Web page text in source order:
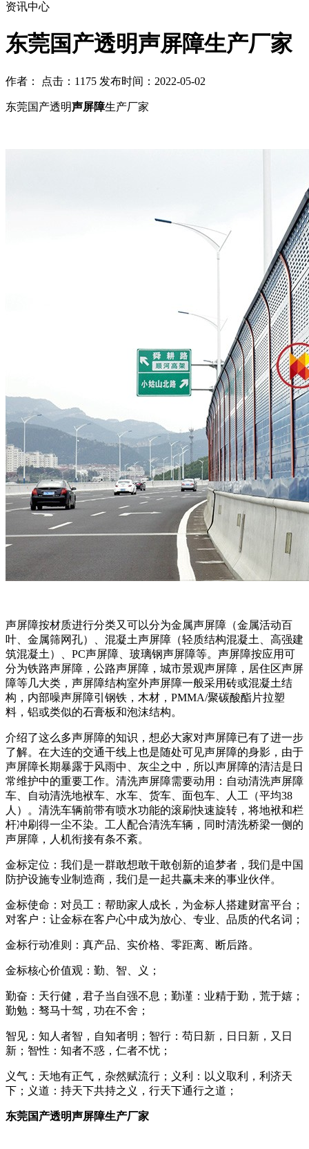
资讯中心
东莞国产透明声屏障生产厂家
作者： 点击：1175 发布时间：2022-05-02
东莞国产透明声屏障生产厂家
声屏障按材质进行分类又可以分为金属声屏障（金属活动百
叶、金属筛网孔）、混凝土声屏障（轻质结构混凝土、高强建
筑混凝土）、PC声屏障、玻璃钢声屏障等。声屏障按应用可
分为铁路声屏障，公路声屏障，城市景观声屏障，居住区声屏
障等几大类，声屏障结构室外声屏障一般采用砖或混凝土结
构，内部噪声屏障引钢铁，木材，PMMA/聚碳酸酯片拉塑
料，铝或类似的石膏板和泡沫结构。
介绍了这么多声屏障的知识，想必大家对声屏障已有了进一步
了解。在大连的交通干线上也是随处可见声屏障的身影，由于
声屏障长期暴露于风雨中、灰尘之中，所以声屏障的清洁是日
常维护中的重要工作。清洗声屏障需要动用：自动清洗声屏障
车、自动清洗地袱车、水车、货车、面包车、人工（平均38
人）。清洗车辆前带有喷水功能的滚刷快速旋转，将地袱和栏
杆冲刷得一尘不染。工人配合清洗车辆，同时清洗桥梁一侧的
声屏障，人机衔接有条不紊。
金标定位：我们是一群敢想敢干敢创新的追梦者，我们是中国
防护设施专业制造商，我们是一起共赢未来的事业伙伴。
金标使命：对员工：帮助家人成长，为金标人搭建财富平台；
对客户：让金标在客户心中成为放心、专业、品质的代名词；
金标行动准则：真产品、实价格、零距离、断后路。
金标核心价值观：勤、智、义；
勤奋：天行健，君子当自强不息；勤谨：业精于勤，荒于嬉；
勤勉：驽马十驾，功在不舍；
智见：知人者智，自知者明；智行：苟日新，日日新，又日
新；智性：知者不惑，仁者不忧；
义气：天地有正气，杂然赋流行；义利：以义取利，利济天
下；义道：持天下共持之义，行天下通行之道；
东莞国产透明声屏障生产厂家